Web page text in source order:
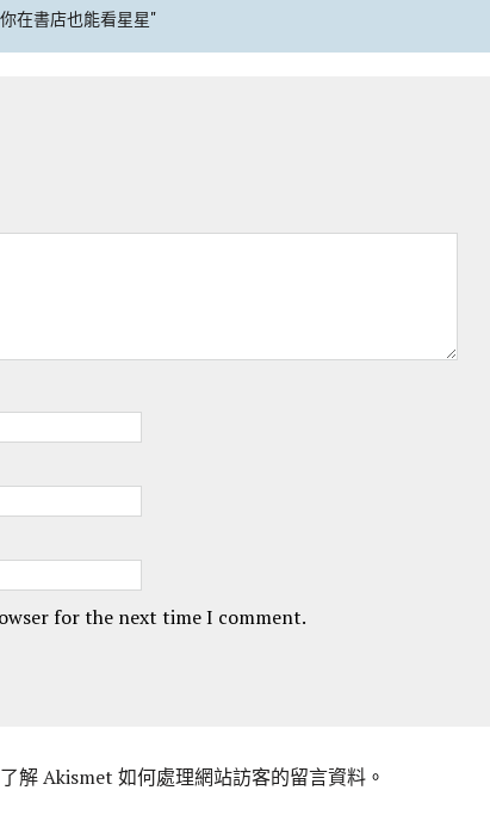
在書店也能看星星"
for the next time I comment.
解 Akismet 如何處理網站訪客的留言資料 。